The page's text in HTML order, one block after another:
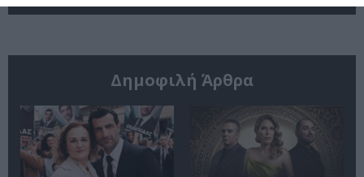
Δημοφιλή Άρθρα